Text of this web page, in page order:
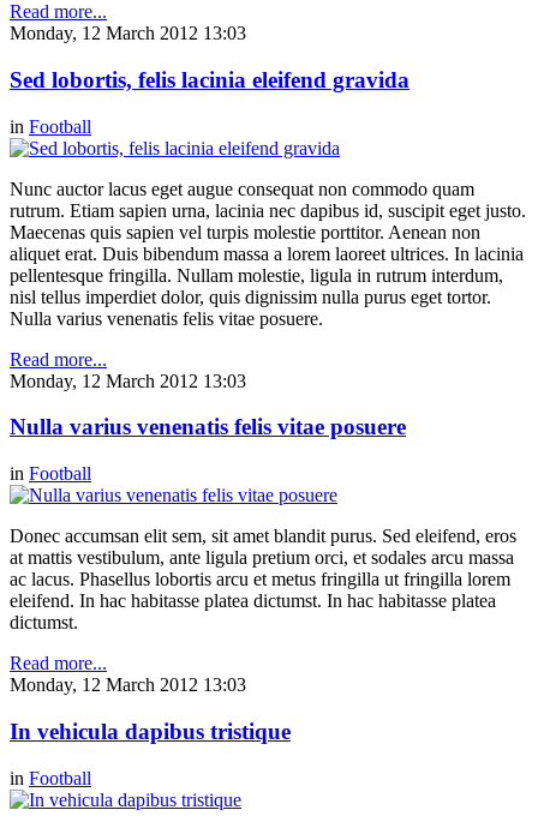
Read more...
Monday, 12 March 2012 13:03
Sed lobortis, felis lacinia eleifend gravida
in Football
Nunc auctor lacus eget augue consequat non commodo quam
rutrum. Etiam sapien urna, lacinia nec dapibus id, suscipit eget justo.
Maecenas quis sapien vel turpis molestie porttitor. Aenean non
aliquet erat. Duis bibendum massa a lorem laoreet ultrices. In lacinia
pellentesque fringilla. Nullam molestie, ligula in rutrum interdum,
nisl tellus imperdiet dolor, quis dignissim nulla purus eget tortor.
Nulla varius venenatis felis vitae posuere.
Read more...
Monday, 12 March 2012 13:03
Nulla varius venenatis felis vitae posuere
in Football
Donec accumsan elit sem, sit amet blandit purus. Sed eleifend, eros
at mattis vestibulum, ante ligula pretium orci, et sodales arcu massa
ac lacus. Phasellus lobortis arcu et metus fringilla ut fringilla lorem
eleifend. In hac habitasse platea dictumst. In hac habitasse platea
dictumst.
Read more...
Monday, 12 March 2012 13:03
In vehicula dapibus tristique
in Football